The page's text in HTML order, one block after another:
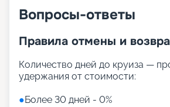
Вопросы-ответы
Правила отмены и
Количество дней до круиза —
удержания от стоимости:
●Более 30 дней - 0%